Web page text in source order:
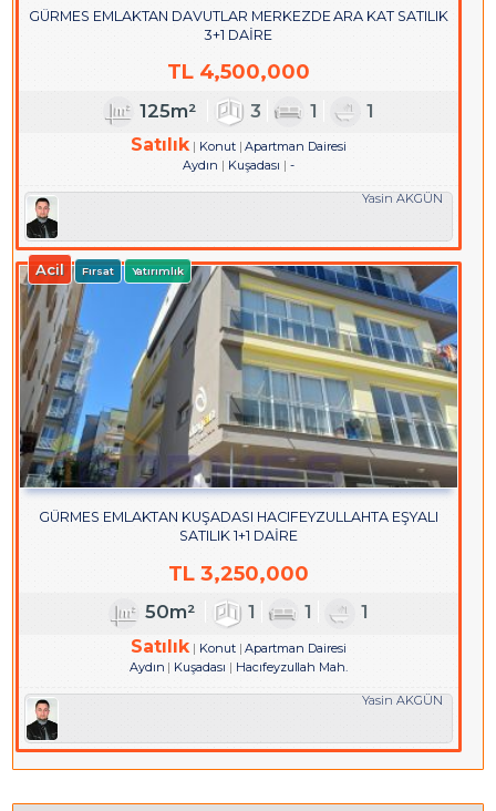
GÜRMES EMLAKTAN DAVUTLAR MERKEZDE ARA KAT SATILIK
3+1 DAİRE
TL4,500,000
125m² 3 1 1
Satılık Konut
Apartman Dairesi
Aydın
Kuşadası -
Yasin AKGÜN
Acil Fırsat Yatırımlık
GÜRMES EMLAKTAN KUŞADASI HACIFEYZULLAHTA EŞYALI
SATILIK 1+1 DAİRE
TL 3,250,000
50m² 1 1 1
Satılık Konut
Apartman Dairesi
Aydın
Kuşadası Hacıfeyzullah Mah.
Yasin AKGÜN